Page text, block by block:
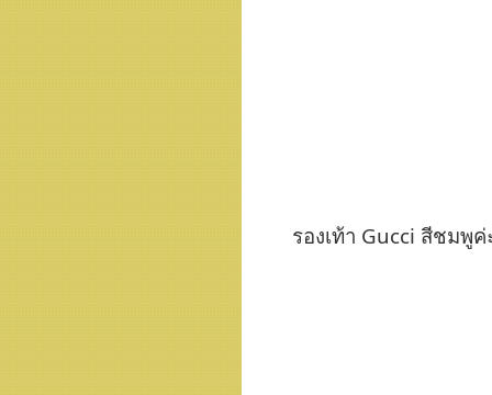
รองเท้า Gucci สีชมพูค่